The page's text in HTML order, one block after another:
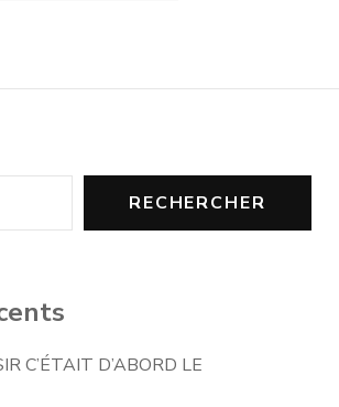
RECHERCHER
C’ÉTAIT D’ABORD LE